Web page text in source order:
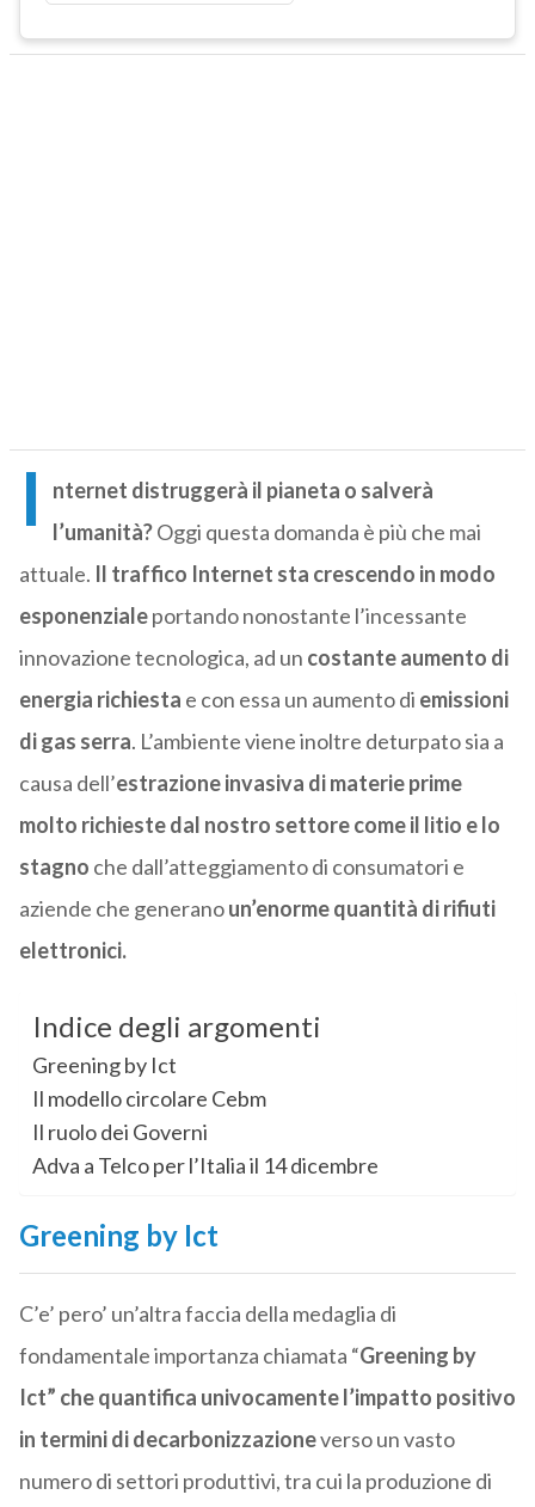
I
nternet distruggerà il pianeta o salverà
l’umanità?Oggi questa domanda è più che mai
attuale. Il traffico Internet sta crescendo in modo
esponenzialeportando nonostante l’incessante
innovazione tecnologica, ad un costante aumento di
energia richiesta e con essa un aumento di emissioni
di gas serra. L’ambiente viene inoltre deturpato sia a
causa dell’estrazione invasiva di materie prime
molto richieste dal nostro settore come il litio e lo
stagno che dall’atteggiamento di consumatori e
aziende che generanoun’enorme quantità di rifiuti
elettronici.
Indice degli argomenti
Greening by Ict
Il modello circolare Cebm
Il ruolo dei Governi
Adva a Telco per l’Italia il 14 dicembre
Greening by Ict
C’e’ pero’ un’altra faccia della medaglia di
fondamentale importanza chiamata “Greening by
Ict” che quantifica univocamente l’impatto positivo
in termini di decarbonizzazioneverso un vasto
numero di settori produttivi, tra cui la produzione di